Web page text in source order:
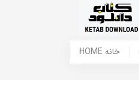
HOME خانه